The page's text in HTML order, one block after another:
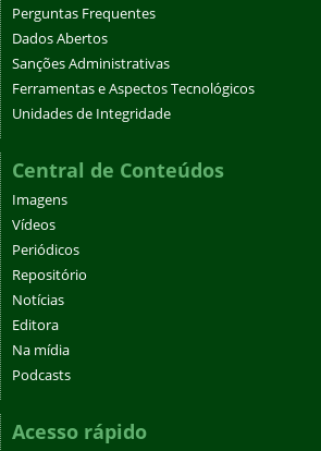
Perguntas Frequentes
Dados Abertos
Sanções Administrativas
Ferramentas e Aspectos Tecnológicos
Unidades de Integridade
Central de Conteúdos
Imagens
Vídeos
Periódicos
Repositório
Notícias
Editora
Na mídia
Podcasts
Acesso rápido